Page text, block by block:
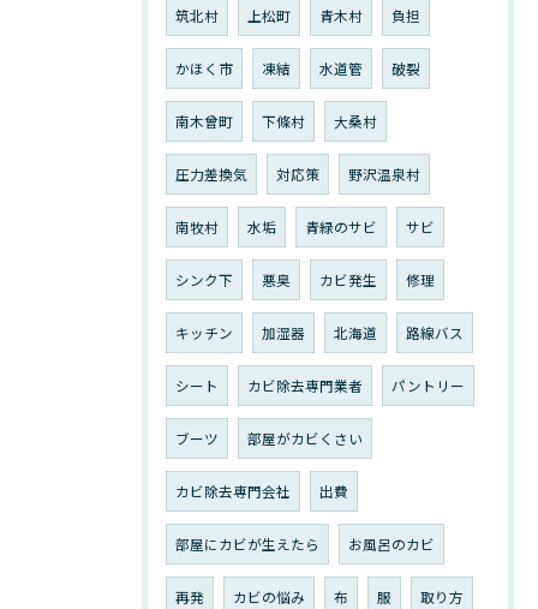
筑北村 上松町 青木村 負担
かほく市 凍結 水道管 破裂
南木曾町 下條村 大桑村
圧力差換気 対応策 野沢温泉村
南牧村 水垢 青緑のサビ サビ
シンク下 悪臭 カビ発生 修理
キッチン 加湿器 北海道 路線バス
シート カビ除去専門業者 パントリー
ブーツ 部屋がカビくさい
カビ除去専門会社 出費
部屋にカビが生えたら お風呂のカビ
再発 カビの悩み 布 服 取り方